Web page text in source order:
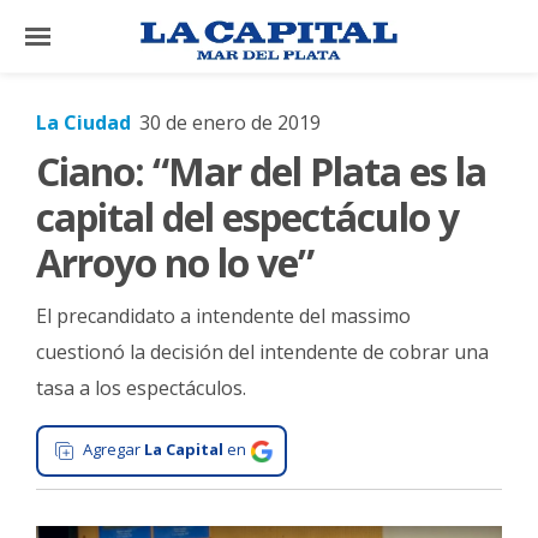
×
El
El
Mundo
La
Zona
Cultura
Tecnología
Gastronomía
Salud
La Ciudad 30 de enero de 2019
Ciano: “Mar del Plata es la
capital del espectáculo y
Arroyo no lo ve”
El precandidato a intendente del massimo
cuestionó la decisión del intendente de cobrar una
tasa a los espectáculos.
Agregar La Capital en